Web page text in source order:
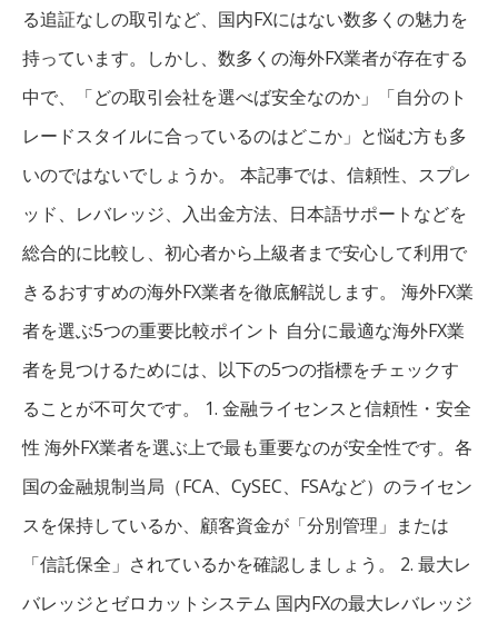
る追証なしの取引など、国内FXにはない数多くの魅力を
持っています。しかし、数多くの海外FX業者が存在する
中で、「どの取引会社を選べば安全なのか」「自分のト
レードスタイルに合っているのはどこか」と悩む方も多
いのではないでしょうか。 本記事では、信頼性、スプレ
ッド、レバレッジ、入出金方法、日本語サポートなどを
総合的に比較し、初心者から上級者まで安心して利用で
きるおすすめの海外FX業者を徹底解説します。 海外FX業
者を選ぶ5つの重要比較ポイント 自分に最適な海外FX業
者を見つけるためには、以下の5つの指標をチェックす
ることが不可欠です。 1. 金融ライセンスと信頼性・安全
性 海外FX業者を選ぶ上で最も重要なのが安全性です。各
国の金融規制当局（FCA、CySEC、FSAなど）のライセン
スを保持しているか、顧客資金が「分別管理」または
「信託保全」されているかを確認しましょう。 2. 最大レ
バレッジとゼロカットシステム 国内FXの最大レバレッジ